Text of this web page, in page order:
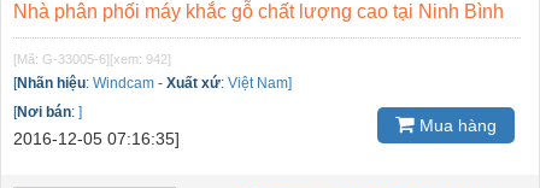
Nhà phân phối máy khắc gỗ chất lượng cao tại Ninh Bình
[Mã: G-33005-6] [xem: 942]
[Nhãn hiệu: Windcam - Xuất xứ: Việt Nam]
[Nơi bán: ]
2016-12-05 07:16:35]
Mua hàng